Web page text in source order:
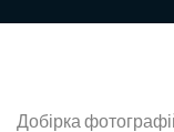
Добірка